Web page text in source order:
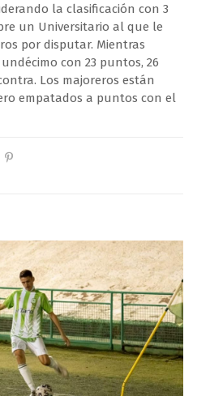
la clasificación con 3
un Universitario al que le
por disputar. Mientras
con 23 puntos, 26
Los majoreros están
empatados a puntos con el